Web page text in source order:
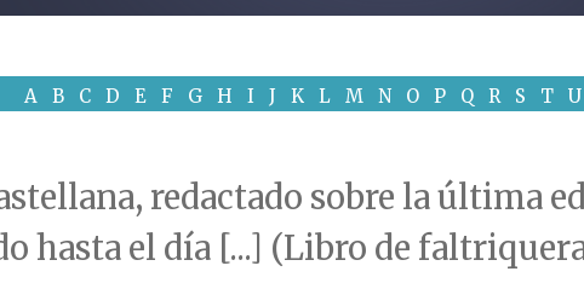
A B C D E F G H I J K L M N O P Q R S T U
redactado sobre la última
hasta el día [...] (Libro de